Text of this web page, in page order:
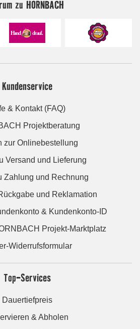
zu HORNBACH
Kundenservice
& Kontakt (FAQ)
Projektberatung
zur Onlinebestellung
Versand und Lieferung
Zahlung und Rechnung
und Reklamation
& Kundenkonto-ID
Projekt-Marktplatz
Widerrufsformular
Top-Services
Dauertiefpreis
& Abholen